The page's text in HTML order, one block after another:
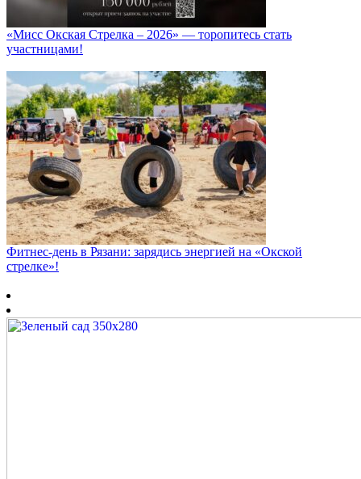
«Мисс Окская Стрелка – 2026» — торопитесь стать
участницами!
Фитнес‑день в Рязани: зарядись энергией на «Окской
стрелке»!